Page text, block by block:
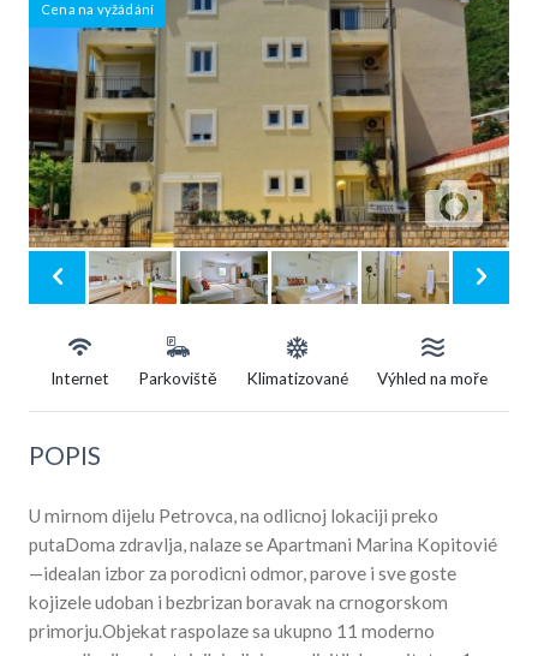
Cena na vyžádání
Internet Parkoviště Klimatizované Výhled na moře
POPIS
U mirnom dijelu Petrovca, na odlicnoj lokaciji preko
putaDoma zdravlja, nalaze se Apartmani Marina Kopitovié
—idealan izbor za porodicni odmor, parove i sve goste
kojizele udoban i bezbrizan boravak na crnogorskom
primorju.Objekat raspolaze sa ukupno 11 moderno